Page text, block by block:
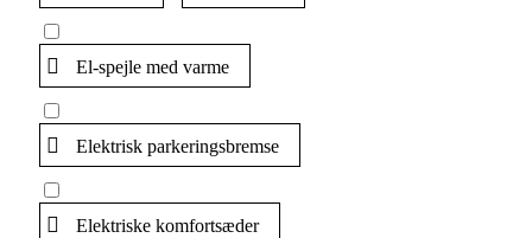
El-spejle med varme
Elektrisk parkeringsbremse
Elektriske komfortsæder